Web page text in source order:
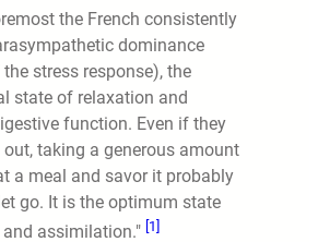
the French consistently
dominance
stress response), the
state of relaxation and
function. Even if they
out, taking a generous amount
a meal and savor it probably
go. It is the optimum state
assimilation." [1]